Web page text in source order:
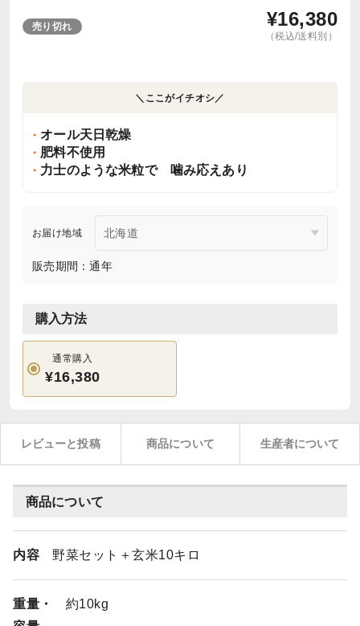
売り切れ ¥16,380
（税込/送料別）
＼ここがイチオシ／
オール天日乾燥
肥料不使用
力士のような米粒で 噛み応えあり
お届け地域
販売期間：通年
購入方法
通常購入
¥16,380
レビューと投稿 商品について 生産者について
商品について
内容 野菜セット＋玄米10キロ
重量・
約10kg